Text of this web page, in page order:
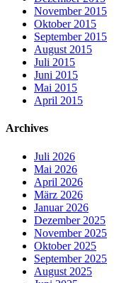
November 2015
Oktober 2015
September 2015
August 2015
Juli 2015
Juni 2015
Mai 2015
April 2015
Archives
Juli 2026
Mai 2026
April 2026
März 2026
Januar 2026
Dezember 2025
November 2025
Oktober 2025
September 2025
August 2025